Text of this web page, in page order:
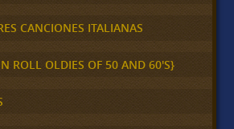
CANCIONES ITALIANAS
ROLL OLDIES OF 50 AND 60'S}